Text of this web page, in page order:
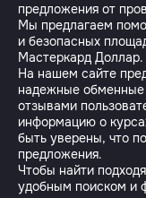
предложения от
Мы предлагаем
и безопасных
Мастеркард Доллар.
На нашем сайте
надежные обменные
отзывами
информацию о
быть уверены, что
предложения.
Чтобы найти
удобным поиском и